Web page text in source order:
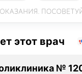
этот врач
№